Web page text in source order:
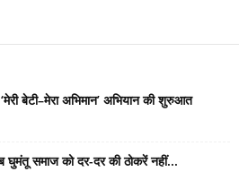
बेटी–मेरा अभिमान’ अभियान की शुरुआत
घुमंतू समाज को दर-दर की ठोकरें नहीं...